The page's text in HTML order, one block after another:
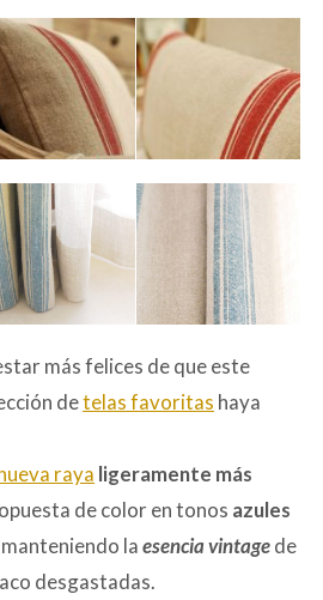
más felices de que este
detelas favoritas haya
raya ligeramente más
de color en tonos azules
manteniendo laesencia vintagede
desgastadas.